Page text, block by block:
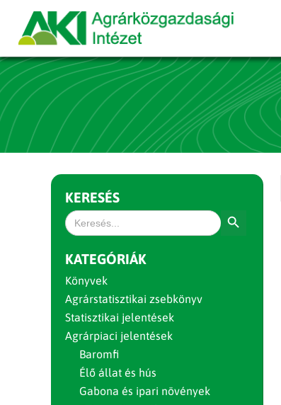
KERESÉS
Search
for:
KATEGÓRIÁK
Könyvek
Agrárstatisztikai zsebkönyv
Statisztikai jelentések
Agrárpiaci jelentések
Baromfi
Élő állat és hús
Gabona és ipari növények